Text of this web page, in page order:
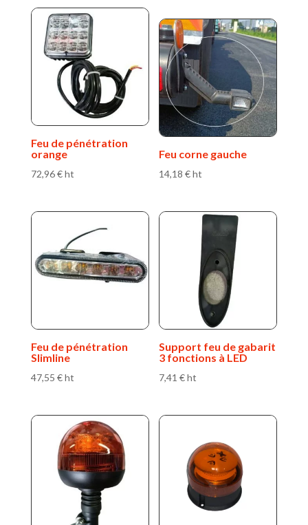
Feu de pénétration
orange
72,96€ht
Feu corne gauche
14,18€ht
Feu de pénétration
Slimline
47,55 €ht
Support feu de gabarit
3 fonctions à LED
7,41€ht